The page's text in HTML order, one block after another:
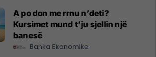
A po don me rrnu n’deti?
Kursimet mund t’ju sjellin një
banesë
Banka Ekonomike